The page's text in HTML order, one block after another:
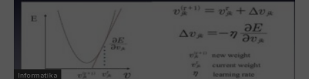
Informatika